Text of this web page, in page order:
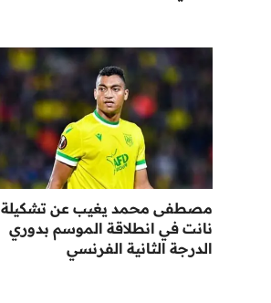
مصطفى محمد يغيب عن تشكيلة
نانت في انطلاقة الموسم بدوري
الدرجة الثانية الفرنسي